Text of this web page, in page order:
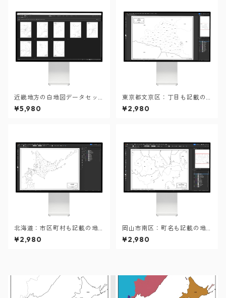
近畿地方の白地図データセッ
ト
¥5,980
東京都文京区：丁目も記載の
地図データ（PDF・Aiファイ
ル）
¥2,980
北海道：市区町村も記載の地
図データ（PDF・Aiファイ
ル）
¥2,980
岡山市南区：町名も記載の地
図データ（PDF・Aiファイ
ル）
¥2,980